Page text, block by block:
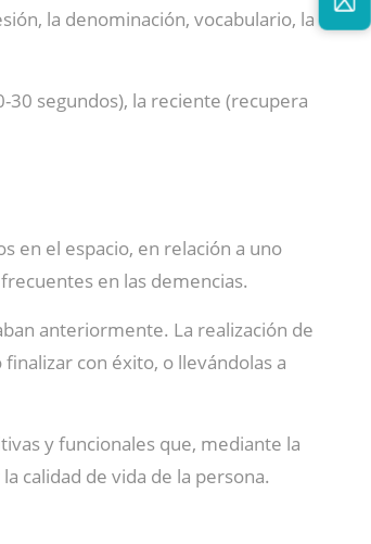
la denominación, vocabulario, la
segundos), la reciente (recupera
en el espacio, en relación a uno
en las demencias.
anteriormente. La realización de
con éxito, o llevándolas a
y funcionales que, mediante la
calidad de vida de la persona.